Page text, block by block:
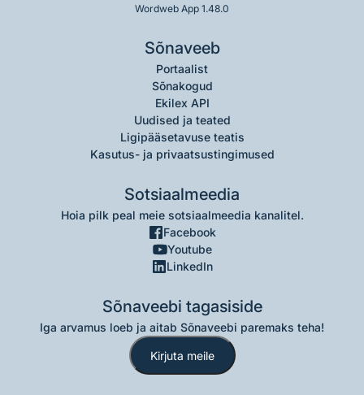
Wordweb App 1.48.0
Sõnaveeb
Portaalist
Sõnakogud
Ekilex API
Uudised ja teated
Ligipääsetavuse teatis
Kasutus- ja privaatsustingimused
Sotsiaalmeedia
Hoia pilk peal meie sotsiaalmeedia kanalitel.
Facebook
Youtube
LinkedIn
Sõnaveebi tagasiside
Iga arvamus loeb ja aitab Sõnaveebi paremaks teha!
Kirjuta meile